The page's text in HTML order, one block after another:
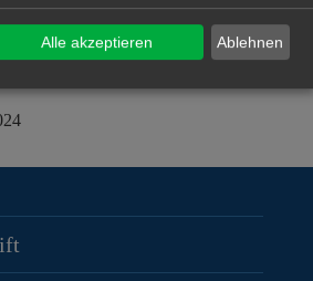
erforderlich.
Ablehnen
Alle akzeptieren